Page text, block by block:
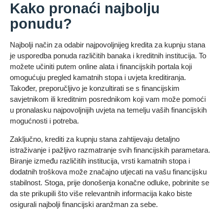
Kako pronaći najbolju
ponudu?
Najbolji način za odabir najpovoljnijeg kredita za kupnju stana
je usporedba ponuda različitih banaka i kreditnih institucija. To
možete učiniti putem online alata i financijskih portala koji
omogućuju pregled kamatnih stopa i uvjeta kreditiranja.
Također, preporučljivo je konzultirati se s financijskim
savjetnikom ili kreditnim posrednikom koji vam može pomoći
u pronalasku najpovoljnijih uvjeta na temelju vaših financijskih
mogućnosti i potreba.
Zaključno, krediti za kupnju stana zahtijevaju detaljno
istraživanje i pažljivo razmatranje svih financijskih parametara.
Biranje između različitih institucija, vrsti kamatnih stopa i
dodatnih troškova može značajno utjecati na vašu financijsku
stabilnost. Stoga, prije donošenja konačne odluke, pobrinite se
da ste prikupili što više relevantnih informacija kako biste
osigurali najbolji financijski aranžman za sebe.